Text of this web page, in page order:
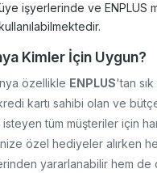
işyerlerinde ve ENPLUS
Kimler İçin Uygun?
özellikle ENPLUS'tan sık
kartı sahibi olan ve
tüm müşteriler için
özel hediyeler alırken
yararlanabilir hem de